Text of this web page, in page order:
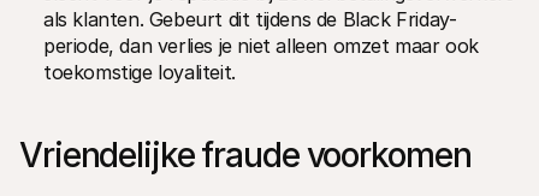
als klanten. Gebeurt dit tijdens de Black Friday-
periode, dan verlies je niet alleen omzet maar ook
toekomstige loyaliteit.
Vriendelijke fraude voorkomen